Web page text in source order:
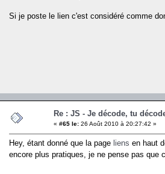
Si je poste le lien c'est considéré comme
Re : JS - Je décode, tu
« #65 le: 26 Août 2010 à 20:27:42 »
Hey, étant donné que la page liens en haut
encore plus pratiques, je ne pense pas